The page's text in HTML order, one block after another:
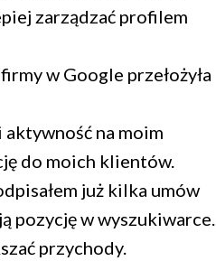
zarządzać profilem
w Google przełożyła
na moim
do moich klientów.
już kilka umów
pozycję w wyszukiwarce.
przychody.